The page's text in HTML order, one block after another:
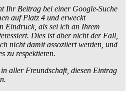
Ihr Beitrag bei einer Google-Suche
auf Platz 4 und erweckt
Eindruck, als sei ich an Ihrem
Dies ist aber nicht der Fall,
nicht damit assoziiert werden, und
zu respektieren.
aller Freundschaft, diesen Eintrag